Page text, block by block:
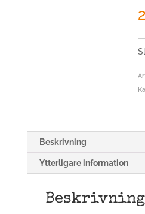
Beskrivning
Ytterligare information
Beskrivning